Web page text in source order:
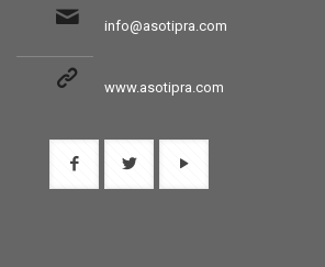
info@asotipra.com
www.asotipra.com